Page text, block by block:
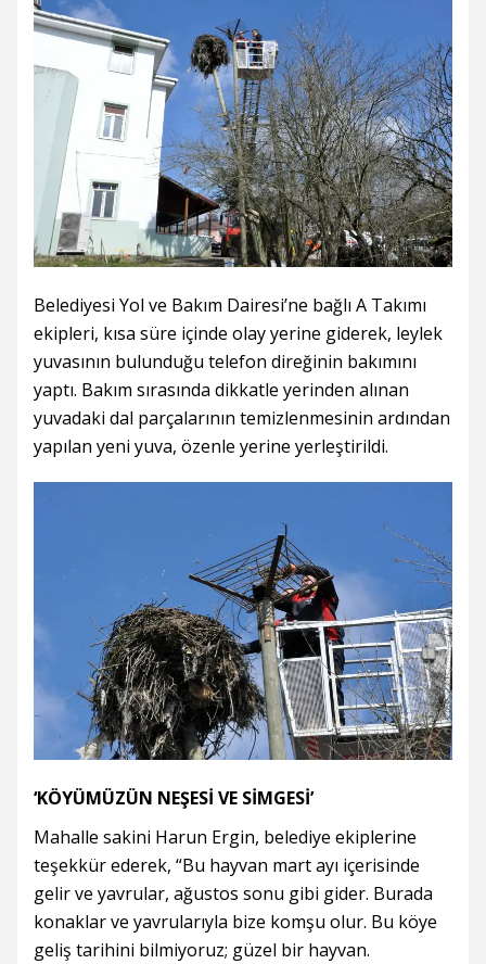
Belediyesi Yol ve Bakım Dairesi’ne bağlı A Takımı
ekipleri, kısa süre içinde olay yerine giderek, leylek
yuvasının bulunduğu telefon direğinin bakımını
yaptı. Bakım sırasında dikkatle yerinden alınan
yuvadaki dal parçalarının temizlenmesinin ardından
yapılan yeni yuva, özenle yerine yerleştirildi.
‘KÖYÜMÜZÜN NEŞESİ VE SİMGESİ’
Mahalle sakini Harun Ergin, belediye ekiplerine
teşekkür ederek, “Bu hayvan mart ayı içerisinde
gelir ve yavrular, ağustos sonu gibi gider. Burada
konaklar ve yavrularıyla bize komşu olur. Bu köye
geliş tarihini bilmiyoruz; güzel bir hayvan.